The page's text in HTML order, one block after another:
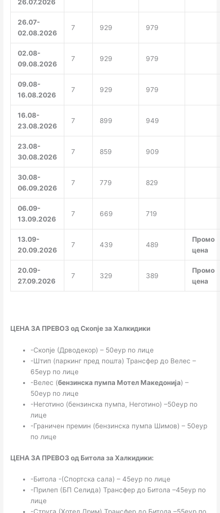
26.07.2026
26.07-
02.08.2026
7 929 979
02.08-
09.08.2026
7 929 979
09.08-
16.08.2026
7 929 979
16.08-
23.08.2026
7 899 949
23.08-
30.08.2026
7 859 909
30.08-
06.09.2026
7 779 829
06.09-
13.09.2026
7 669 719
13.09-
20.09.2026
7 439 489
Промо
цена
20.09-
27.09.2026
7 329 389
Промо
цена
ЦЕНА ЗА ПРЕВОЗ од Скопје за Халкидики
-Скопје (Дрводекор) – 50еур по лице
-Штип (паркинг пред пошта) Трансфер до Велес –
65еур по лице
-Велес (бензинска пумпа Мотел Македонија) –
50еур по лице
-Неготино (бензинска пумпа, Неготино) –50еур по
лице
-Граничен премин (бензинска пумпа Шимов) – 50еур
по лице
ЦЕНА ЗА ПРЕВОЗ од Битола за Халкидики:
-Битола -(Спортска сала) – 45еур по лице
-Прилеп (БП Селида) Трансфер до Битола –45еур по
лице